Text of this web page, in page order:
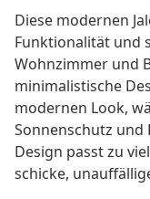
Diese modernen
Funktionalität und
Wohnzimmer und
minimalistische
modernen Look,
Sonnenschutz und
Design passt zu
schicke,